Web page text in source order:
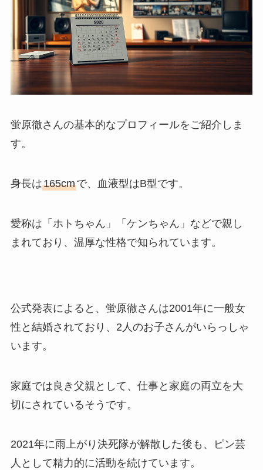
蛍原徹さんの基本的なプロフィールをご紹介しま
す。
身長は165cmで、血液型はB型です。
愛称は「ホトちゃん」「ケンちゃん」などで親し
まれており、温厚な性格で知られています。
公式発表によると、蛍原徹さんは2001年に一般女
性と結婚されており、2人のお子さんがいらっしゃ
います。
家庭では良き父親として、仕事と家庭の両立を大
切にされているそうです。
2021年に雨上がり決死隊が解散した後も、ピン芸
人として精力的に活動を続けています。